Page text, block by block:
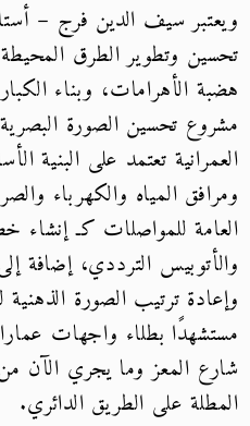
ويعتبر سيف الدين فرج –
تحسين وتطوير الطرق
هضبة الأهرامات، وبناء
مشروع تحسين الصورة البصرية
العمرانية تعتمد على البنية
ومرافق المياه والكهرباء
العامة للمواصلات كـ إنشاء
والأتوبيس الترددي، إضافة
وإعادة ترتيب الصورة الذهنية
مستشهدًا بطلاء واجهات
شارع المعز وما يجري الآن
المطلة على الطريق الدائري.